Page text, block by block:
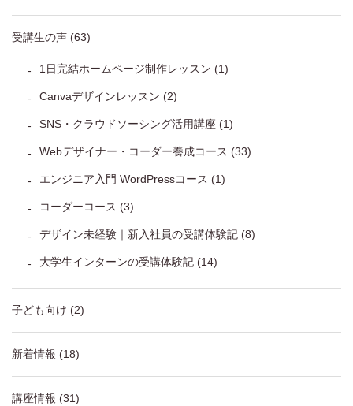
受講生の声 (63)
1日完結ホームページ制作レッスン (1)
Canvaデザインレッスン (2)
SNS・クラウドソーシング活用講座 (1)
Webデザイナー・コーダー養成コース (33)
エンジニア入門 WordPressコース (1)
コーダーコース (3)
デザイン未経験｜新入社員の受講体験記 (8)
大学生インターンの受講体験記 (14)
子ども向け (2)
新着情報 (18)
講座情報 (31)